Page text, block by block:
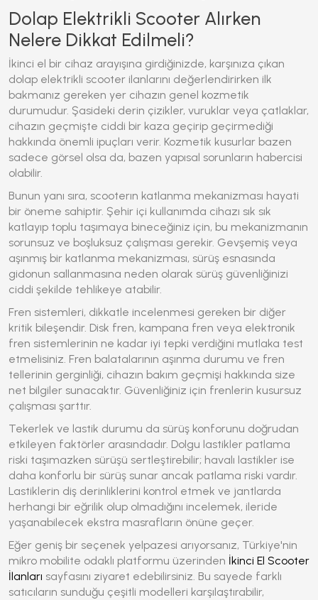
Dolap Elektrikli Scooter Alırken
Nelere Dikkat Edilmeli?
İkinci el bir cihaz arayışına girdiğinizde, karşınıza çıkan
dolap elektrikli scooter ilanlarını değerlendirirken ilk
bakmanız gereken yer cihazın genel kozmetik
durumudur. Şasideki derin çizikler, vuruklar veya çatlaklar,
cihazın geçmişte ciddi bir kaza geçirip geçirmediği
hakkında önemli ipuçları verir. Kozmetik kusurlar bazen
sadece görsel olsa da, bazen yapısal sorunların habercisi
olabilir.
Bunun yanı sıra, scooterın katlanma mekanizması hayati
bir öneme sahiptir. Şehir içi kullanımda cihazı sık sık
katlayıp toplu taşımaya bineceğiniz için, bu mekanizmanın
sorunsuz ve boşluksuz çalışması gerekir. Gevşemiş veya
aşınmış bir katlanma mekanizması, sürüş esnasında
gidonun sallanmasına neden olarak sürüş güvenliğinizi
ciddi şekilde tehlikeye atabilir.
Fren sistemleri, dikkatle incelenmesi gereken bir diğer
kritik bileşendir. Disk fren, kampana fren veya elektronik
fren sistemlerinin ne kadar iyi tepki verdiğini mutlaka test
etmelisiniz. Fren balatalarının aşınma durumu ve fren
tellerinin gerginliği, cihazın bakım geçmişi hakkında size
net bilgiler sunacaktır. Güvenliğiniz için frenlerin kusursuz
çalışması şarttır.
Tekerlek ve lastik durumu da sürüş konforunu doğrudan
etkileyen faktörler arasındadır. Dolgu lastikler patlama
riski taşımazken sürüşü sertleştirebilir; havalı lastikler ise
daha konforlu bir sürüş sunar ancak patlama riski vardır.
Lastiklerin diş derinliklerini kontrol etmek ve jantlarda
herhangi bir eğrilik olup olmadığını incelemek, ileride
yaşanabilecek ekstra masrafların önüne geçer.
Eğer geniş bir seçenek yelpazesi arıyorsanız, Türkiye'nin
mikro mobilite odaklı platformu üzerinden İkinci El Scooter
İlanları sayfasını ziyaret edebilirsiniz. Bu sayede farklı
satıcıların sunduğu çeşitli modelleri karşılaştırabilir,